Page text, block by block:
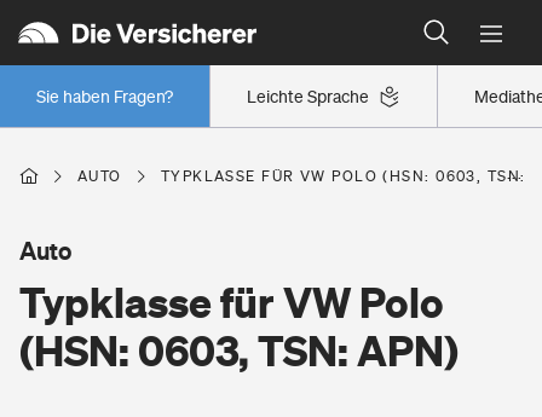
Leichte Sprache
Sie haben Fragen?
Wer versichert was: Jetzt Versicherer finden
Regionalklassen: So ist Ihre Region eingestuft
Wer versichert was: Jetzt Versicherer finden
Berufsunfähigkeitsversicherung
Erwerbsunfähigkeitsversicherung
Wohnen
AUTO TYPKLASSE FÜR VW POLO (HSN: 0603, TSN:
Typklasse für VW Polo
(HSN: 0603, TSN: APN)
Auto